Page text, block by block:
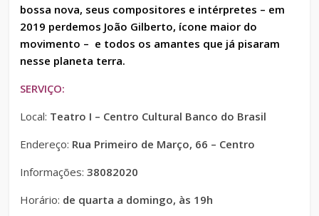
bossa nova, seus compositores e intérpretes – em
2019 perdemos João Gilberto, ícone maior do
movimento – e todos os amantes que já pisaram
nesse planeta terra.
SERVIÇO:
Local: Teatro I – Centro Cultural Banco do Brasil
Endereço: Rua Primeiro de Março, 66 – Centro
Informações:38082020
Horário: de quarta a domingo, às 19h